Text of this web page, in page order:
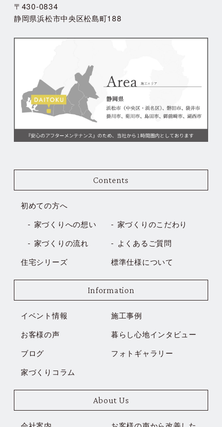
〒430-0834
静岡県浜松市中央区松島町188
Contents
初めての方へ
家づくりへの想い
家づくりのこだわり
家づくりの流れ
よくあるご質問
住宅シリーズ
標準仕様について
Information
イベント情報
施工事例
お客様の声
暮らし心地インタビュー
ブログ
フォトギャラリー
家づくりコラム
About Us